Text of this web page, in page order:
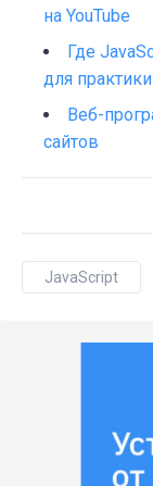
на YouTube
Где
для
Веб-
сайтов
JavaScript